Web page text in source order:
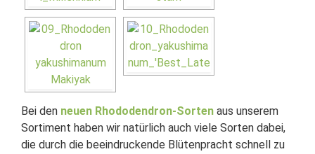
Bei den neuen Rhododendron-Sorten aus unserem
Sortiment haben wir natürlich auch viele Sorten dabei,
die durch die beeindruckende Blütenpracht schnell zu